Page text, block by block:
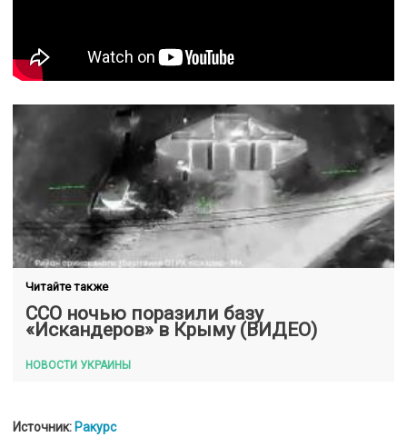
Читайте также
ССО ночью поразили базу
«Искандеров» в Крыму (ВИДЕО)
НОВОСТИ УКРАИНЫ
Источник: Ракурс